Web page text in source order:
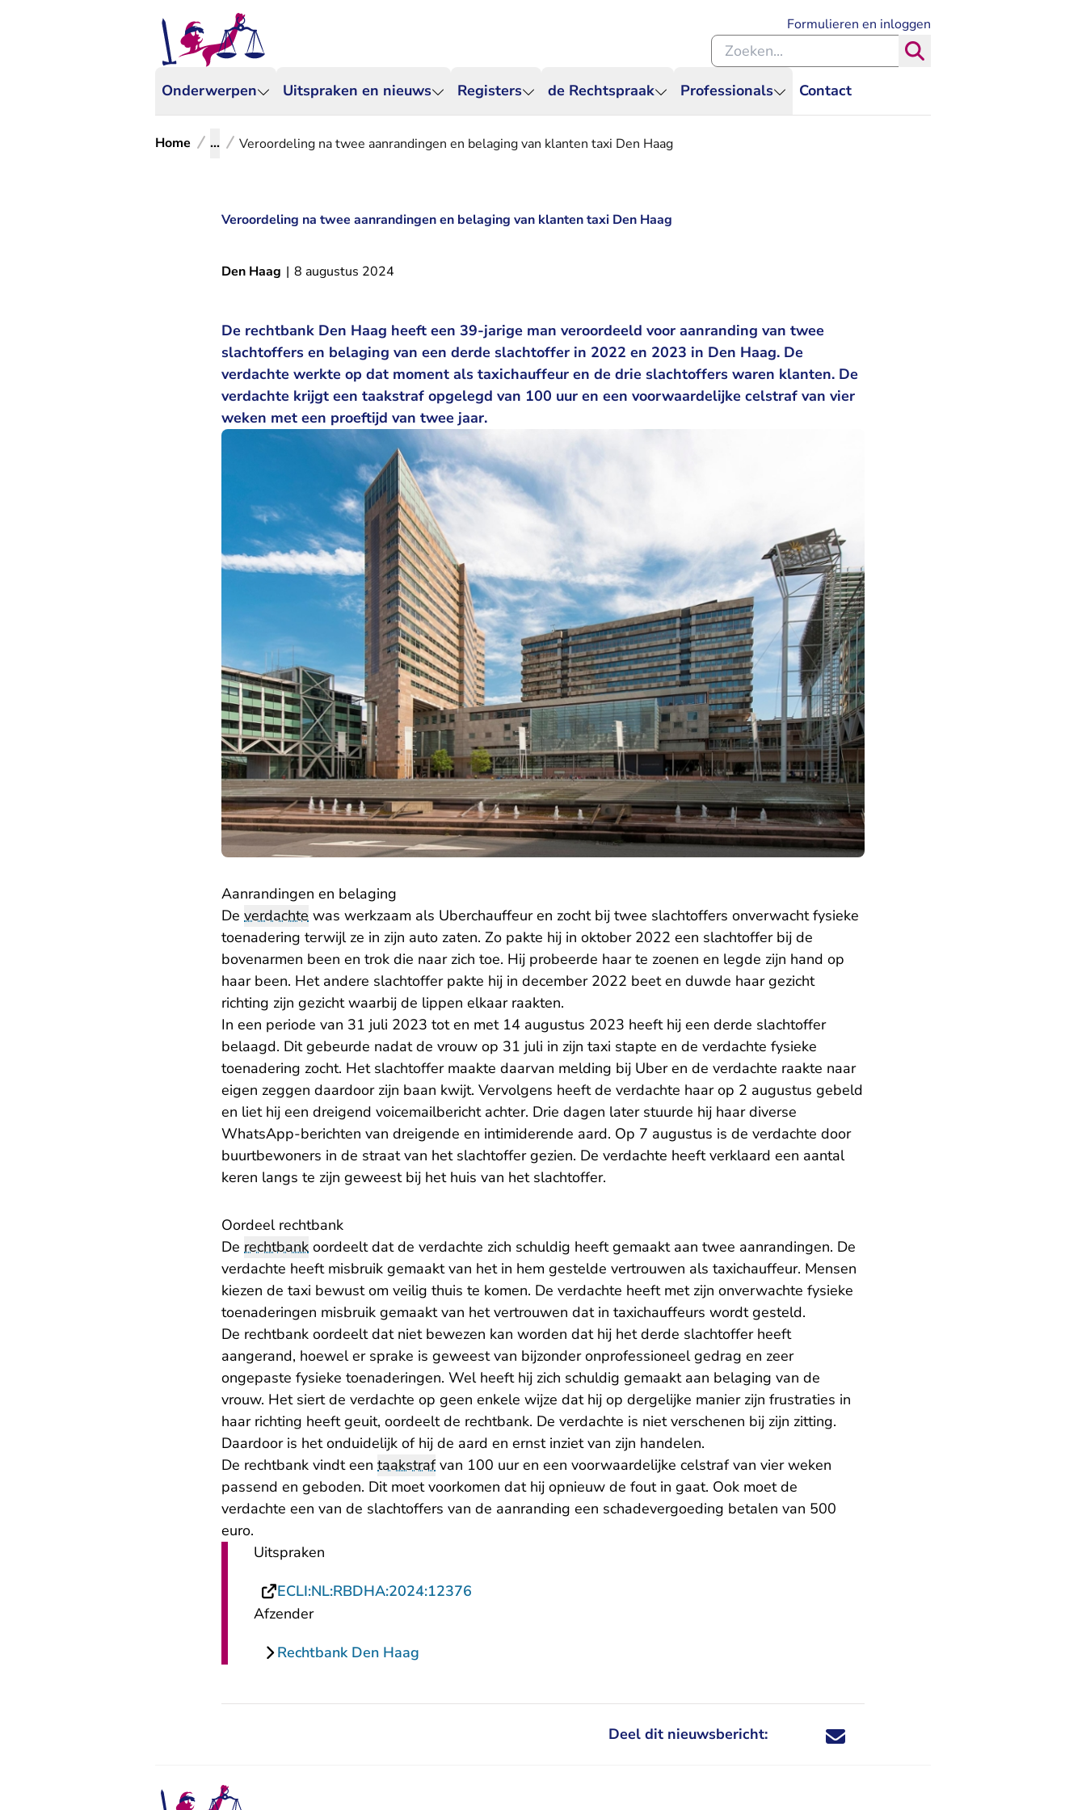
Onderwerpen Uitspraken en nieuws Registers de Rechtspraak Professionals Contact
Formulieren en inloggen
Zoeken binnen de Rechtspraak
Home ... Veroordeling na twee aanrandingen en belaging van klanten taxi Den Haag
Veroordeling na twee aanrandingen en belaging van klanten taxi Den Haag
Den Haag | 8 augustus 2024
De rechtbank Den Haag heeft een 39-jarige man veroordeeld voor aanranding van twee
slachtoffers en belaging van een derde slachtoffer in 2022 en 2023 in Den Haag. De
verdachte werkte op dat moment als taxichauffeur en de drie slachtoffers waren klanten. De
verdachte krijgt een taakstraf opgelegd van 100 uur en een voorwaardelijke celstraf van vier
weken met een proeftijd van twee jaar.
Aanrandingen en belaging
De verdachte was werkzaam als Uberchauffeur en zocht bij twee slachtoffers onverwacht fysieke
toenadering terwijl ze in zijn auto zaten. Zo pakte hij in oktober 2022 een slachtoffer bij de
bovenarmen been en trok die naar zich toe. Hij probeerde haar te zoenen en legde zijn hand op
haar been. Het andere slachtoffer pakte hij in december 2022 beet en duwde haar gezicht
richting zijn gezicht waarbij de lippen elkaar raakten.
In een periode van 31 juli 2023 tot en met 14 augustus 2023 heeft hij een derde slachtoffer
belaagd. Dit gebeurde nadat de vrouw op 31 juli in zijn taxi stapte en de verdachte fysieke
toenadering zocht. Het slachtoffer maakte daarvan melding bij Uber en de verdachte raakte naar
eigen zeggen daardoor zijn baan kwijt. Vervolgens heeft de verdachte haar op 2 augustus gebeld
en liet hij een dreigend voicemailbericht achter. Drie dagen later stuurde hij haar diverse
WhatsApp-berichten van dreigende en intimiderende aard. Op 7 augustus is de verdachte door
buurtbewoners in de straat van het slachtoffer gezien. De verdachte heeft verklaard een aantal
keren langs te zijn geweest bij het huis van het slachtoffer.
Oordeel rechtbank
De rechtbank oordeelt dat de verdachte zich schuldig heeft gemaakt aan twee aanrandingen. De
verdachte heeft misbruik gemaakt van het in hem gestelde vertrouwen als taxichauffeur. Mensen
kiezen de taxi bewust om veilig thuis te komen. De verdachte heeft met zijn onverwachte fysieke
toenaderingen misbruik gemaakt van het vertrouwen dat in taxichauffeurs wordt gesteld.
De rechtbank oordeelt dat niet bewezen kan worden dat hij het derde slachtoffer heeft
aangerand, hoewel er sprake is geweest van bijzonder onprofessioneel gedrag en zeer
ongepaste fysieke toenaderingen. Wel heeft hij zich schuldig gemaakt aan belaging van de
vrouw. Het siert de verdachte op geen enkele wijze dat hij op dergelijke manier zijn frustraties in
haar richting heeft geuit, oordeelt de rechtbank. De verdachte is niet verschenen bij zijn zitting.
Daardoor is het onduidelijk of hij de aard en ernst inziet van zijn handelen.
De rechtbank vindt een taakstrafvan 100 uur en een voorwaardelijke celstraf van vier weken
passend en geboden. Dit moet voorkomen dat hij opnieuw de fout in gaat. Ook moet de
verdachte een van de slachtoffers van de aanranding een schadevergoeding betalen van 500
euro.
Uitspraken
ECLI:NL:RBDHA:2024:12376
Afzender
Rechtbank Den Haag
Deel dit nieuwsbericht: Deel dit nieuwsbericht via X - U verlaat
Deel dit nieuwsbericht via Facebook - U
Deel dit nieuwsbericht via e-mail
Deel dit nieuwsbericht via LinkedIn - U